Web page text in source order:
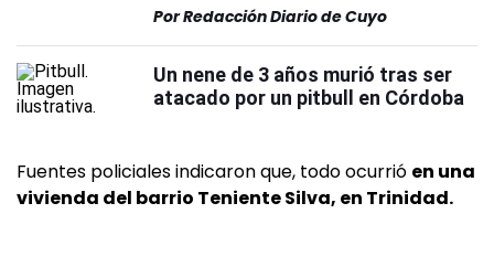
PorRedacción Diario de Cuyo
Un nene de 3 años murió tras ser
atacado por un pitbull en Córdoba
Fuentes policiales indicaron que, todo ocurrió en una
vivienda del barrio Teniente Silva, en Trinidad.